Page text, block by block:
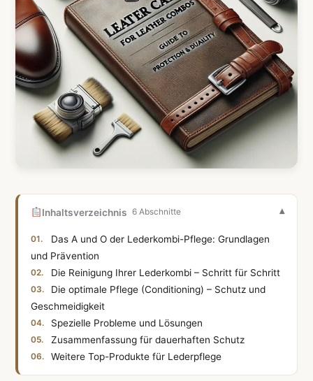
Inhaltsverzeichnis 6 Abschnitte
Das A und O der Lederkombi-Pflege: Grundlagen
und Prävention
Die Reinigung Ihrer Lederkombi – Schritt für Schritt
Die optimale Pflege (Conditioning) – Schutz und
Geschmeidigkeit
Spezielle Probleme und Lösungen
Zusammenfassung für dauerhaften Schutz
Weitere Top-Produkte für Lederpflege